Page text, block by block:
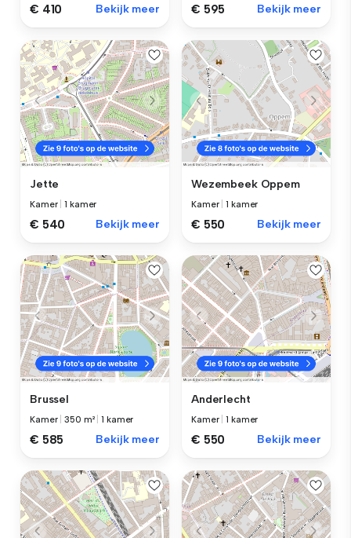
€ 410 Bekijk meer € 595 Bekijk meer
Jette
Kamer |1 kamer
€ 540 Bekijk meer
Wezembeek Oppem
Kamer |1 kamer
€ 550 Bekijk meer
Brussel
Kamer |350 m² |1 kamer
€ 585 Bekijk meer
Anderlecht
Kamer |1 kamer
€ 550 Bekijk meer